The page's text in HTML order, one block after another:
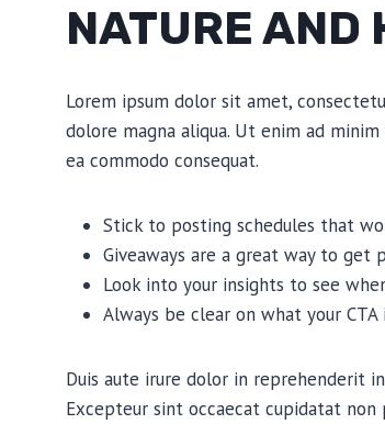
NATURE AND
Lorem ipsum dolor sit amet,
dolore magna aliqua. Ut enim ad
ea commodo consequat.
Stick to posting schedules that
Giveaways are a great way to get
Look into your insights to see
Always be clear on what your CTA
Duis aute irure dolor in reprehenderit
Excepteur sint occaecat cupidatat